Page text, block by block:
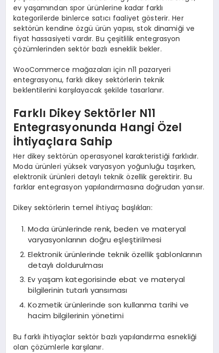
ev yaşamından spor ürünlerine kadar farklı
kategorilerde binlerce satıcı faaliyet gösterir. Her
sektörün kendine özgü ürün yapısı, stok dinamiği ve
fiyat hassasiyeti vardır. Bu çeşitlilik entegrasyon
çözümlerinden sektör bazlı esneklik bekler.
WooCommerce mağazaları için n11 pazaryeri
entegrasyonu, farklı dikey sektörlerin teknik
beklentilerini karşılayacak şekilde tasarlanır.
Farklı Dikey Sektörler N11
Entegrasyonunda Hangi Özel
İhtiyaçlara Sahip
Her dikey sektörün operasyonel karakteristiği farklıdır.
Moda ürünleri yüksek varyasyon yoğunluğu taşırken,
elektronik ürünleri detaylı teknik özellik gerektirir. Bu
farklar entegrasyon yapılandırmasına doğrudan yansır.
Dikey sektörlerin temel ihtiyaç başlıkları:
Moda ürünlerinde renk, beden ve materyal
varyasyonlarının doğru eşleştirilmesi
Elektronik ürünlerinde teknik özellik şablonlarının
detaylı doldurulması
Ev yaşam kategorisinde ebat ve materyal
bilgilerinin tutarlı yansıması
Kozmetik ürünlerinde son kullanma tarihi ve
hacim bilgilerinin yönetimi
Bu farklı ihtiyaçlar sektör bazlı yapılandırma esnekliği
olan çözümlerle karşılanır.